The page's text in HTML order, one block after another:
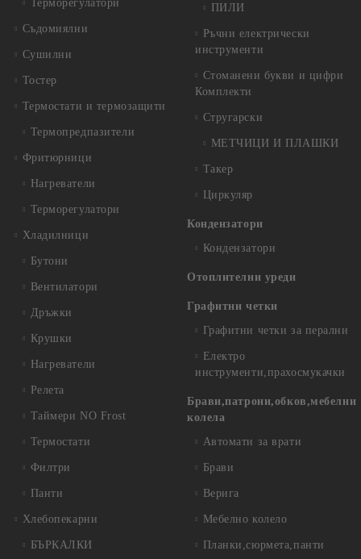
Терморегулатори
Съдомиялни
Сушилни
Тостер
Термостати и термозащити
Термопредпазители
Фритюрници
Нагреватели
Терморегулатори
Хладилници
Бутони
Вентилатори
Дръжки
Крушки
Нагреватели
Релета
Таймери NO Frost
Термостати
Филтри
Панти
Хлебопекарни
БЪРКАЛКИ
ПИЛИ
Ръчни електрически
инструменти
Стоманени букви и цифри
Комплекти
Стругарски
МЕТЧИЦИ И ПЛАШКИ
Такер
Циркуляр
Кондензатори
Кондензатори
Отоплителни уреди
Графитни четки
Графитни четки за перални
Електро
инструменти,прахосмукачки
Брави,патрони,обков,мебелни
колела
Автомати за врати
Брави
Верига
Мебелно колело
Планки,сюрмета,панти